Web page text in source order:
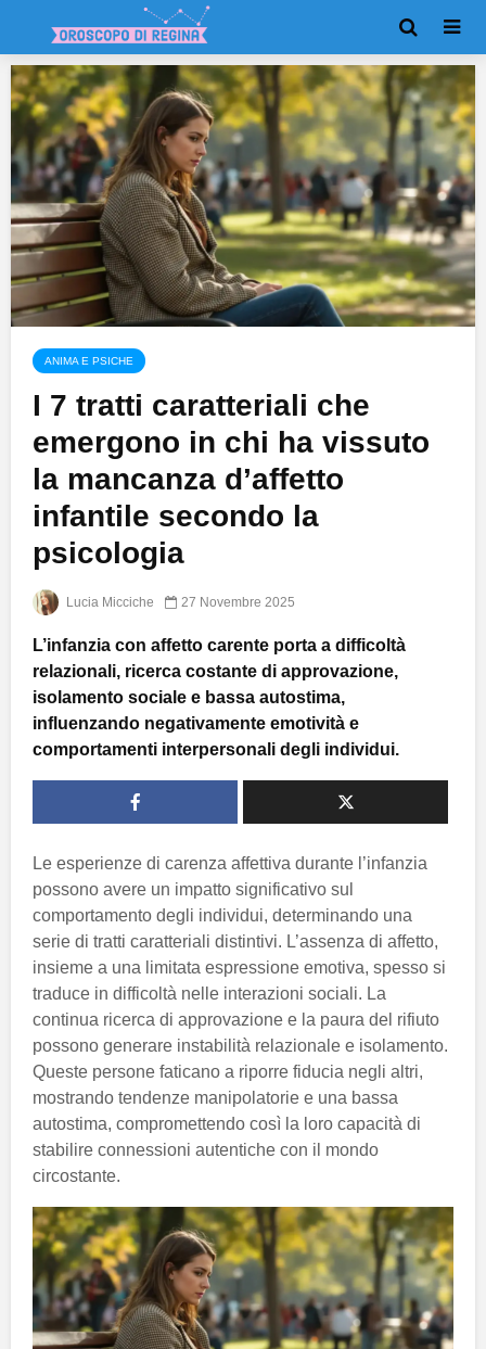
ANIMA E PSICHE
I 7 tratti caratteriali che
emergono in chi ha vissuto
la mancanza d’affetto
infantile secondo la
psicologia
Lucia Micciche 27 Novembre 2025
L’infanzia con affetto carente porta a difficoltà
relazionali, ricerca costante di approvazione,
isolamento sociale e bassa autostima,
influenzando negativamente emotività e
comportamenti interpersonali degli individui.
Le esperienze di carenza affettiva durante l’infanzia
possono avere un impatto significativo sul
comportamento degli individui, determinando una
serie di tratti caratteriali distintivi. L’assenza di affetto,
insieme a una limitata espressione emotiva, spesso si
traduce in difficoltà nelle interazioni sociali. La
continua ricerca di approvazione e la paura del rifiuto
possono generare instabilità relazionale e isolamento.
Queste persone faticano a riporre fiducia negli altri,
mostrando tendenze manipolatorie e una bassa
autostima, compromettendo così la loro capacità di
stabilire connessioni autentiche con il mondo
circostante.